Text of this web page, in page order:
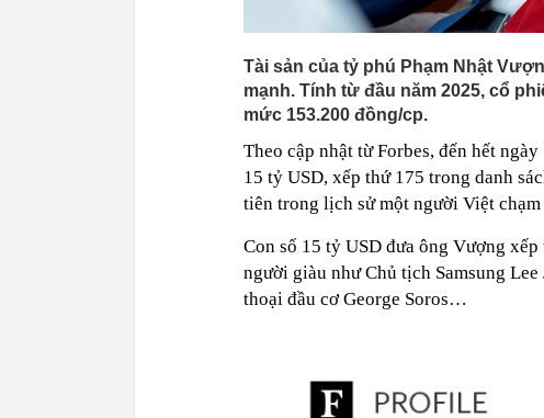
Tài sản của tỷ phú Phạm Nhật
mạnh. Tính từ đầu năm 2025, cổ
mức 153.200 đồng/cp.
Theo cập nhật từ Forbes, đến hết
15 tỷ USD, xếp thứ 175 trong danh
tiên trong lịch sử một người Việt chạm
Con số 15 tỷ USD đưa ông Vượng
người giàu như Chủ tịch Samsung
thoại đầu cơ George Soros…